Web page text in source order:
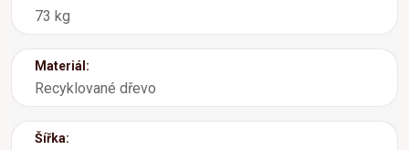
73 kg
Materiál:
Recyklované dřevo
Šířka: